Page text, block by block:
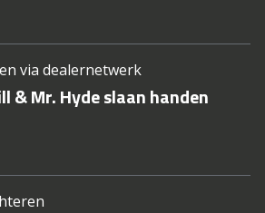
via dealernetwerk
& Mr. Hyde slaan handen